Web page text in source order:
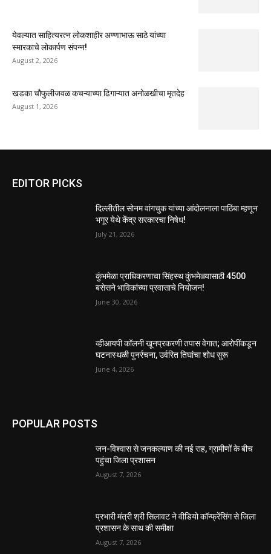
येवल्यात साहित्यरत्न लोकशाहीर अण्णाभाऊ साठे यांच्या
स्मारकाचे लोकार्पण संपन्न!
August 2, 2026
खडका चौफुलीजवळ कचऱ्याच्या ढिगाऱ्यात अनोळखीचा मृतदेह
August 1, 2026
EDITOR PICKS
दिल्लीतील सोनम वांगचुक यांच्या आंदोलनाला पाठिंबा म्हणून
भगूर येथे केंद्र सरकारचा निषेध!
July 21, 2026
कुंभमेळा प्राधिकरणाचा सिंहस्थ कुंभमेळ्यासाठी 4500
बसेसने भाविकांच्या प्रवासाचे नियोजन!
June 30, 2026
व्हीआयपी कॉलनी खूनप्रकरणी तपास वेगात; आरोपींकडून
घटनास्थळी पुनर्रचना, उर्वरित तिघांचा शोध सुरू
June 4, 2026
POPULAR POSTS
जन-विश्वास से जनकल्याण की नई राह, ग्रामीणों के बीच
पहुंचा जिला प्रशासन
August 7, 2026
प्रभारी मंत्री श्री सिलावट ने वीडियो कॉन्फ्रेंसिंग से जिला
प्रशासन के साथ की समीक्षा
August 7, 2026